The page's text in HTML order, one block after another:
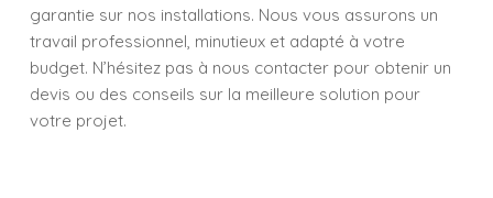
garantie sur nos installations. Nous vous assurons un
travail professionnel, minutieux et adapté à votre
budget. N’hésitez pas à nous contacter pour obtenir un
devis ou des conseils sur la meilleure solution pour
votre projet.